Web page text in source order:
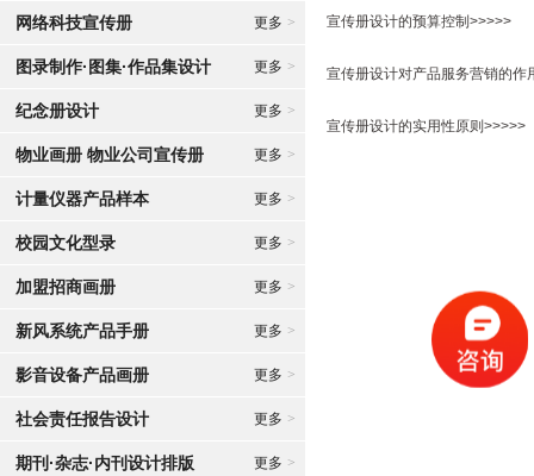
网络科技宣传册 更多 >
图录制作·图集·作品集设计 更多 >
纪念册设计 更多 >
物业画册 物业公司宣传册 更多 >
计量仪器产品样本 更多 >
校园文化型录 更多 >
加盟招商画册 更多 >
新风系统产品手册 更多 >
影音设备产品画册 更多 >
社会责任报告设计 更多 >
期刊·杂志·内刊设计排版 更多 >
宣传册设计的预算控制>>>>>
宣传册设计对产品服务营销的作
宣传册设计的实用性原则>>>>>